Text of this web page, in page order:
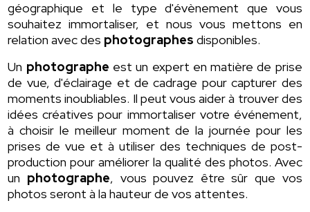
géographique et le type d'évènement que vous
souhaitez immortaliser, et nous vous mettons en
relation avec des photographes disponibles.
Un photographe est un expert en matière de prise
de vue, d'éclairage et de cadrage pour capturer des
moments inoubliables. Il peut vous aider à trouver des
idées créatives pour immortaliser votre événement,
à choisir le meilleur moment de la journée pour les
prises de vue et à utiliser des techniques de post-
production pour améliorer la qualité des photos. Avec
un photographe, vous pouvez être sûr que vos
photos seront à la hauteur de vos attentes.